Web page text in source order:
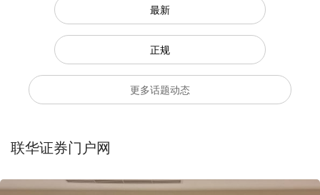
最新
正规
更多话题动态
联华证券门户网